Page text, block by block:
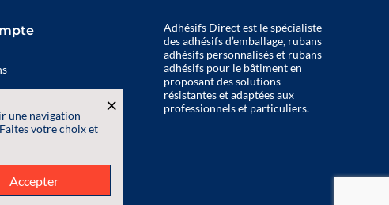
Adhésifs Direct est le spécialiste
des adhésifs d’emballage, rubans
adhésifs personnalisés et rubans
adhésifs pour le bâtiment en
proposant des solutions
résistantes et adaptées aux
professionnels et particuliers.
×
une navigation
votre choix et
Accepter